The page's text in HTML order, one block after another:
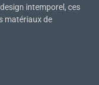
intemporel, ces
matériaux de